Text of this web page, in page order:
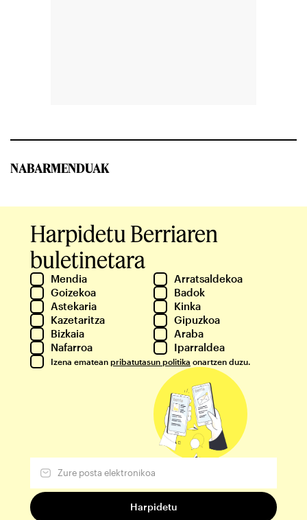
NABARMENDUAK
Harpidetu Berriaren
buletinetara
Mendia
Arratsaldekoa
Goizekoa
Badok
Astekaria
Kinka
Kazetaritza
Gipuzkoa
Bizkaia
Araba
Nafarroa
Iparraldea
Izena ematean pribatutasun politika onartzen duzu.